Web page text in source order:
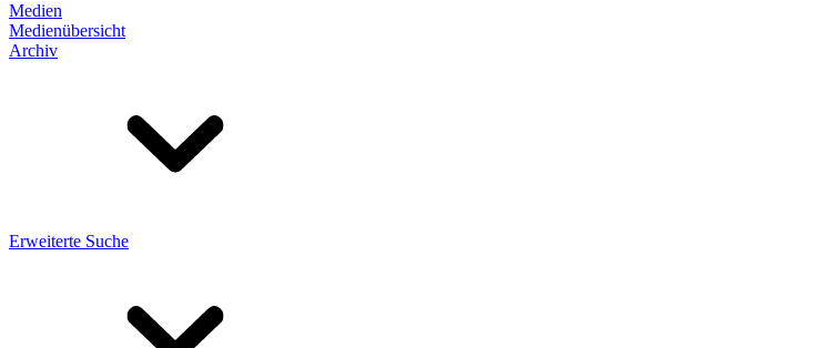
Medien
Medienübersicht
Archiv
Erweiterte Suche